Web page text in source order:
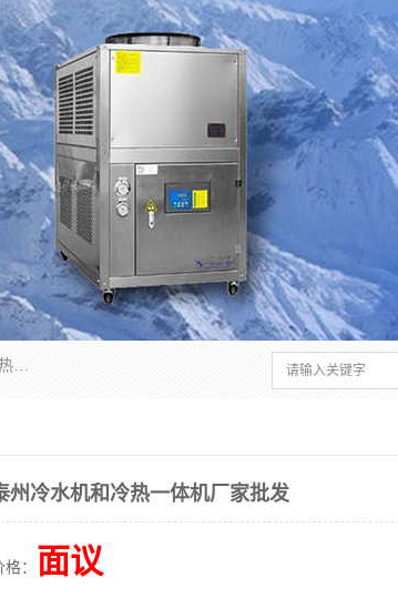
南京康嘉温控设备有限公司是一家工业冷水机厂家，主营产品：低温冷水机、防爆冷水机、工业冷热一体机、工业冷水机等冷水机，公司依托南京工业大学的技术，汇集众多业内技术，不断管理模式，使得我们的产品始终处于国内成员之一水平，在业界享有很高赞誉，是欧洲、北美、中东、东南亚等多个国家和地区。
州冷水机和冷热一体机厂家批发
格： 面议